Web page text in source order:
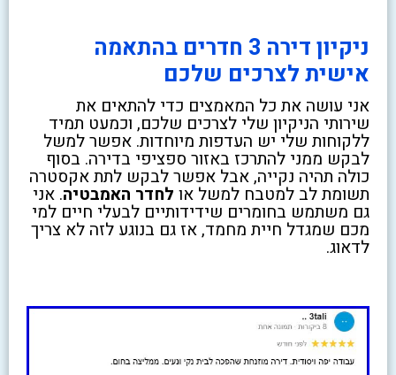
ניקיון דירה 3 חדרים בהתאמה
אישית לצרכים שלכם
אני עושה את כל המאמצים כדי להתאים את
שירותי הניקיון שלי לצרכים שלכם, וכמעט תמיד
ללקוחות שלי יש העדפות מיוחדות. אפשר למשל
לבקש ממני להתרכז באזור ספציפי בדירה. בסוף
כולה תהיה נקייה, אבל אפשר לבקש לתת אקסטרה
תשומת לב למטבח למשל או לחדר האמבטיה. אני
גם משתמש בחומרים שידידותיים לבעלי חיים למי
מכם שמגדל חיית מחמד, אז גם בנוגע לזה לא צריך
לדאוג.